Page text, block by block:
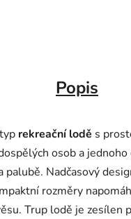
Popis
rekreační lodě s
osob a
palubě. Nadčasový
rozměry
Trup lodě je